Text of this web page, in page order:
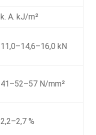
k. A. kJ/m²
11,0–14,6–16,0 kN
41–52–57 N/mm²
2,2–2,7 %